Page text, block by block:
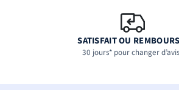
SATISFAIT OU
30 jours* pour changer d’avis